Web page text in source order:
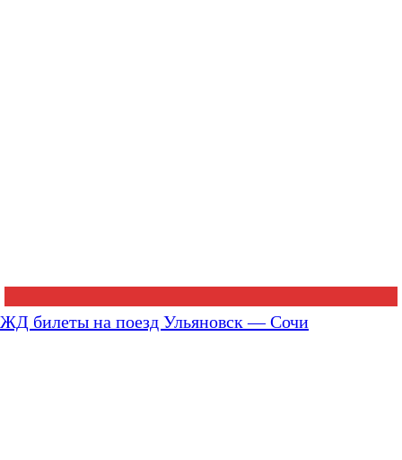
ЖД билеты на поезд Ульяновск — Сочи